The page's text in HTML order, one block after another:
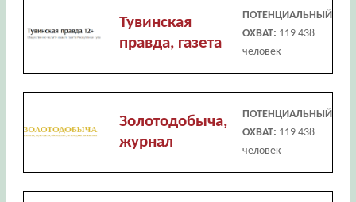
Тувинская
правда, газета
ПОТЕНЦИАЛЬНЫЙ
ОХВАТ: 119 438
человек
Зoлотодобыча,
журнал
ПОТЕНЦИАЛЬНЫЙ
ОХВАТ: 119 438
человек